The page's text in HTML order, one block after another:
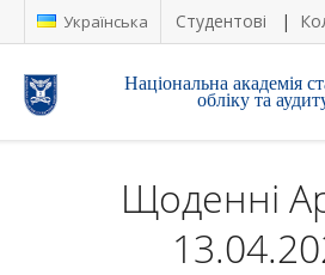
Українська Студентові
Національна академія
обліку та
Щоденні